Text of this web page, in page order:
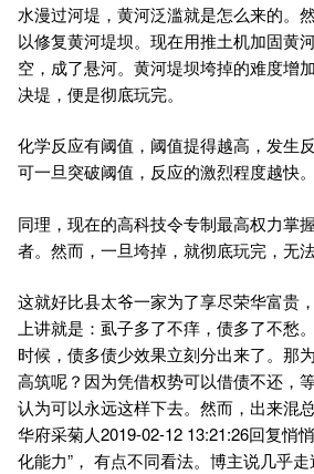
水漫过河堤，黄河泛滥就是怎么来的。
以修复黄河堤坝。现在用推土机加固黄
空，成了悬河。黄河堤坝垮掉的难度增
决堤，便是彻底玩完。
化学反应有阈值，阈值提得越高，发生
可一旦突破阈值，反应的激烈程度越快。
同理，现在的高科技令专制最高权力掌
者。然而，一旦垮掉，就彻底玩完，无法
这就好比县太爷一家为了享尽荣华富贵
上讲就是：虱子多了不痒，债多了不愁
时候，债多债少效果立刻分出来了。那
高筑呢？因为凭借权势可以借债不还，
认为可以永远这样下去。然而，出来混总
华府采菊人2019-02-12 13:21:26回复悄
化能力”， 有点不同看法。博主说几乎